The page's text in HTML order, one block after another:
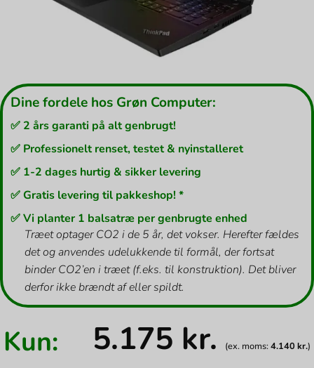
Dine fordele hos Grøn Computer:
✅ 2 års garanti på alt genbrugt!
✅ Professionelt renset, testet & nyinstalleret
✅ 1-2 dages hurtig & sikker levering
✅ Gratis levering til pakkeshop! *
✅ Vi planter 1 balsatræ per genbrugte enhed
Træet optager CO2 i de 5 år, det vokser. Herefter fældes
det og anvendes udelukkende til formål, der fortsat
binder CO2’en i træet (f.eks. til konstruktion). Det bliver
derfor ikke brændt af eller spildt.
Kun: 5.175 kr. (ex. moms:4.140 kr.)